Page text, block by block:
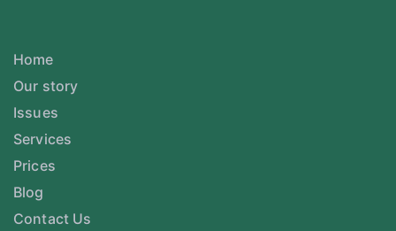
Home
Our story
Issues
Services
Prices
Blog
Contact Us